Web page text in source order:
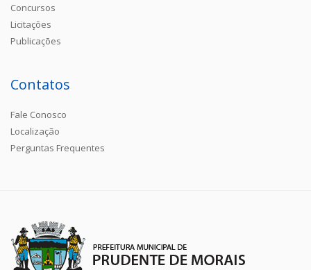
Concursos
Licitações
Publicações
Contatos
Fale Conosco
Localização
Perguntas Frequentes